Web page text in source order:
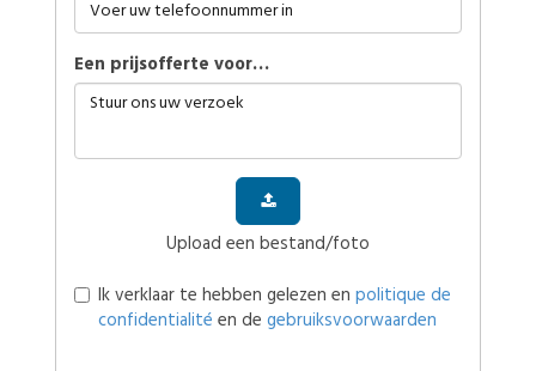
Een prijsofferte voor…
Upload een bestand/foto
Ik verklaar te hebben gelezen en politique de
confidentialité en de gebruiksvoorwaarden